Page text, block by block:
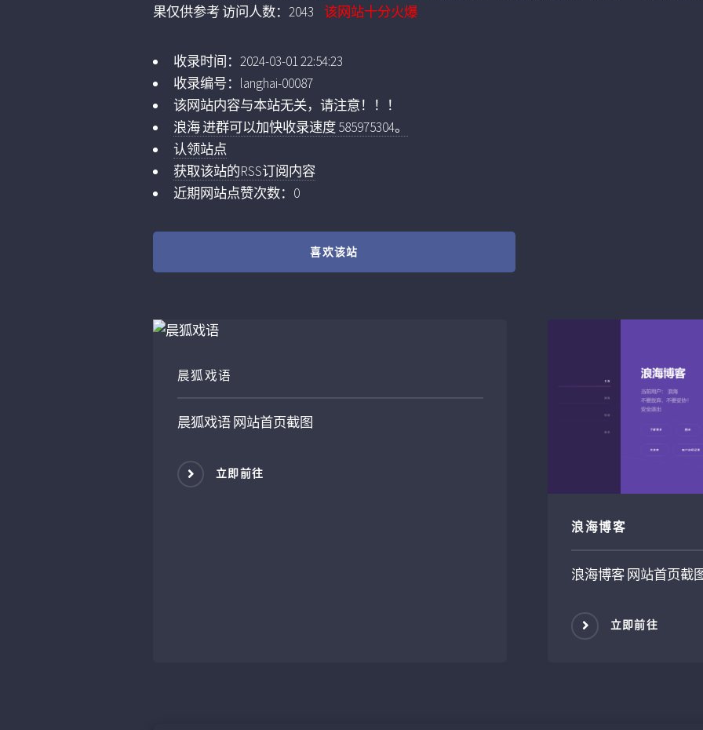
果仅供参考访问人数：2043 该网站十分火爆
收录时间：2024-03-01 22:54:23
收录编号： langhai-00087
该网站内容与本站无关，请注意！！！
浪海 进群可以加快收录速度 585975304。
认领站点
获取该站的RSS订阅内容
近期网站点赞次数：0
喜欢该站
晨狐戏语
晨狐戏语网站首页截图
立即前往
浪海博客
浪海博客 网站首页截
立即前往